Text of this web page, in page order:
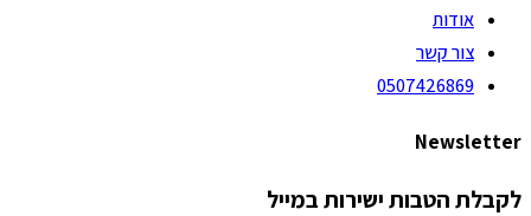
אודות
צור קשר
0507426869
Newsletter
לקבלת הטבות ישירות במייל